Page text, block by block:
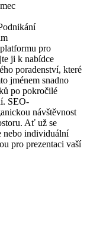
pro
ji k nabídce
poradenství, které
jménem snadno
po pokročilé
SEO-
návštěvnost
Ať už se
nebo individuální
pro prezentaci vaší